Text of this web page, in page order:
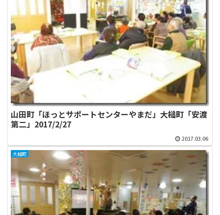
山田町「ほっとサポートセンターやまだ」大槌町「安渡
第二」2017/2/27
2017.03.06
大槌町